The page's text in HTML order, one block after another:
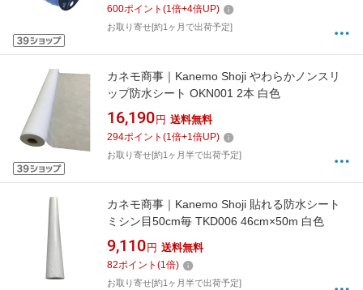
600ポイント (1倍+4倍UP)
お取り寄せ[約1ヶ月で出荷予定]
カネモ商事｜Kanemo Shoji やわらかノンスリ
ップ防水シート OKN001 2本 白色
16,190 円 送料無料
294ポイント (1倍+1倍UP)
お取り寄せ[約1ヶ月半で出荷予定]
カネモ商事｜Kanemo Shoji 貼れる防水シート
ミシン目50cm毎 TKD006 46cm×50m 白色
9,110 円 送料無料
82ポイント (1倍)
お取り寄せ[約1ヶ月半で出荷予定]